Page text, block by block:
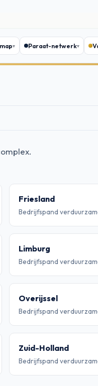
Paraat-netwerk
Friesland
Bedrijfspand
Limburg
Bedrijfspand
Overijssel
Bedrijfspand
Zuid-Holland
Bedrijfspand